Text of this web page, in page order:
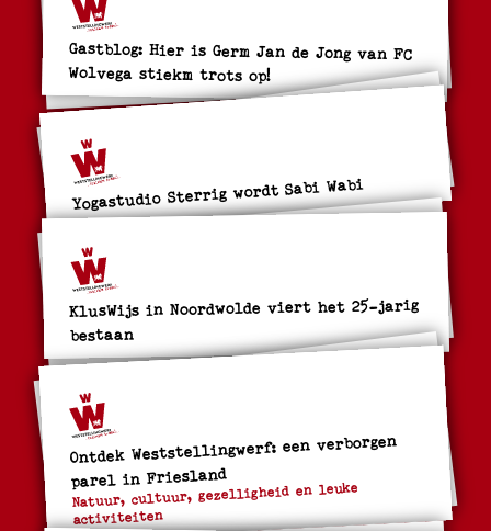
Gastblog: Hier is Germ Jan de Jong van FC
Wolvega stiekm trots op!
Yogastudio Sterrig wordt Sabi Wabi
KlusWijs in Noordwolde viert het 25-jarig
bestaan
Ontdek Weststellingwerf: een verborgen
parel in Friesland
Natuur, cultuur, gezelligheid en leuke
activiteiten